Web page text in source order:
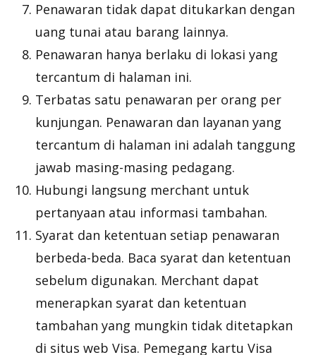
Penawaran tidak dapat ditukarkan dengan
uang tunai atau barang lainnya.
Penawaran hanya berlaku di lokasi yang
tercantum di halaman ini.
Terbatas satu penawaran per orang per
kunjungan. Penawaran dan layanan yang
tercantum di halaman ini adalah tanggung
jawab masing-masing pedagang.
Hubungi langsung merchant untuk
pertanyaan atau informasi tambahan.
Syarat dan ketentuan setiap penawaran
berbeda-beda. Baca syarat dan ketentuan
sebelum digunakan. Merchant dapat
menerapkan syarat dan ketentuan
tambahan yang mungkin tidak ditetapkan
di situs web Visa. Pemegang kartu Visa